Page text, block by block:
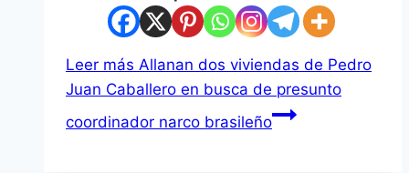
Leer más Allanan dos viviendas de Pedro
Juan Caballero en busca de presunto
coordinador narco brasileño